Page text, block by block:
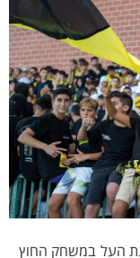
העל במשחק החוץ